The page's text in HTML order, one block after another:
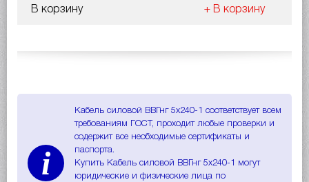
В корзину + В корзину
i
Кабель силовой ВВГнг 5х240-1 соответствует всем
требованиям ГОСТ, проходит любые проверки и
содержит все необходимые сертификаты и
паспорта.
Купить Кабель силовой ВВГнг 5х240-1 могут
юридические и физические лица по